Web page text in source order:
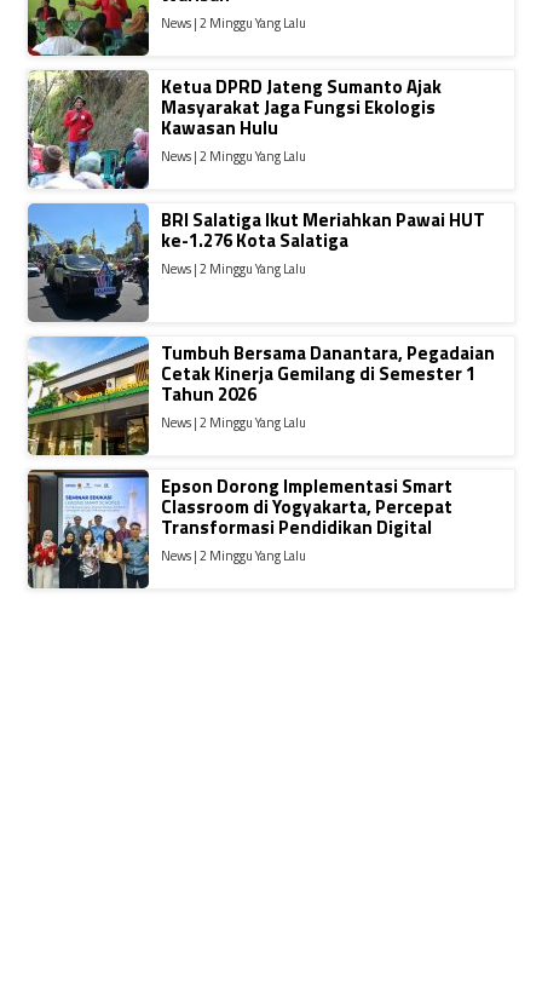
News | 2 Minggu Yang Lalu
Ketua DPRD Jateng Sumanto Ajak
Masyarakat Jaga Fungsi Ekologis
Kawasan Hulu
News | 2 Minggu Yang Lalu
BRI Salatiga Ikut Meriahkan Pawai HUT
ke-1.276 Kota Salatiga
News | 2 Minggu Yang Lalu
Tumbuh Bersama Danantara, Pegadaian
Cetak Kinerja Gemilang di Semester 1
Tahun 2026
News | 2 Minggu Yang Lalu
Epson Dorong Implementasi Smart
Classroom di Yogyakarta, Percepat
Transformasi Pendidikan Digital
News | 2 Minggu Yang Lalu